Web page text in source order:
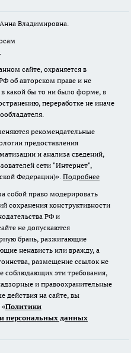
Владимировна.
сайте, охраняется в
об авторском праве и не
какой бы то ни было форме, в
переработке не иначе
рекомендательные
предоставления
и анализа сведений,
сети "Интернет",
Федерации)». Подробнее
собой право модерировать
сохранения конструктивности
РФ и
не допускаются
брань, разжигающие
ненависть или вражду, а
размещение ссылок не
соблюдающих эти требования,
и правоохранительные
действия на сайте, вы
«Политики
персональных данных